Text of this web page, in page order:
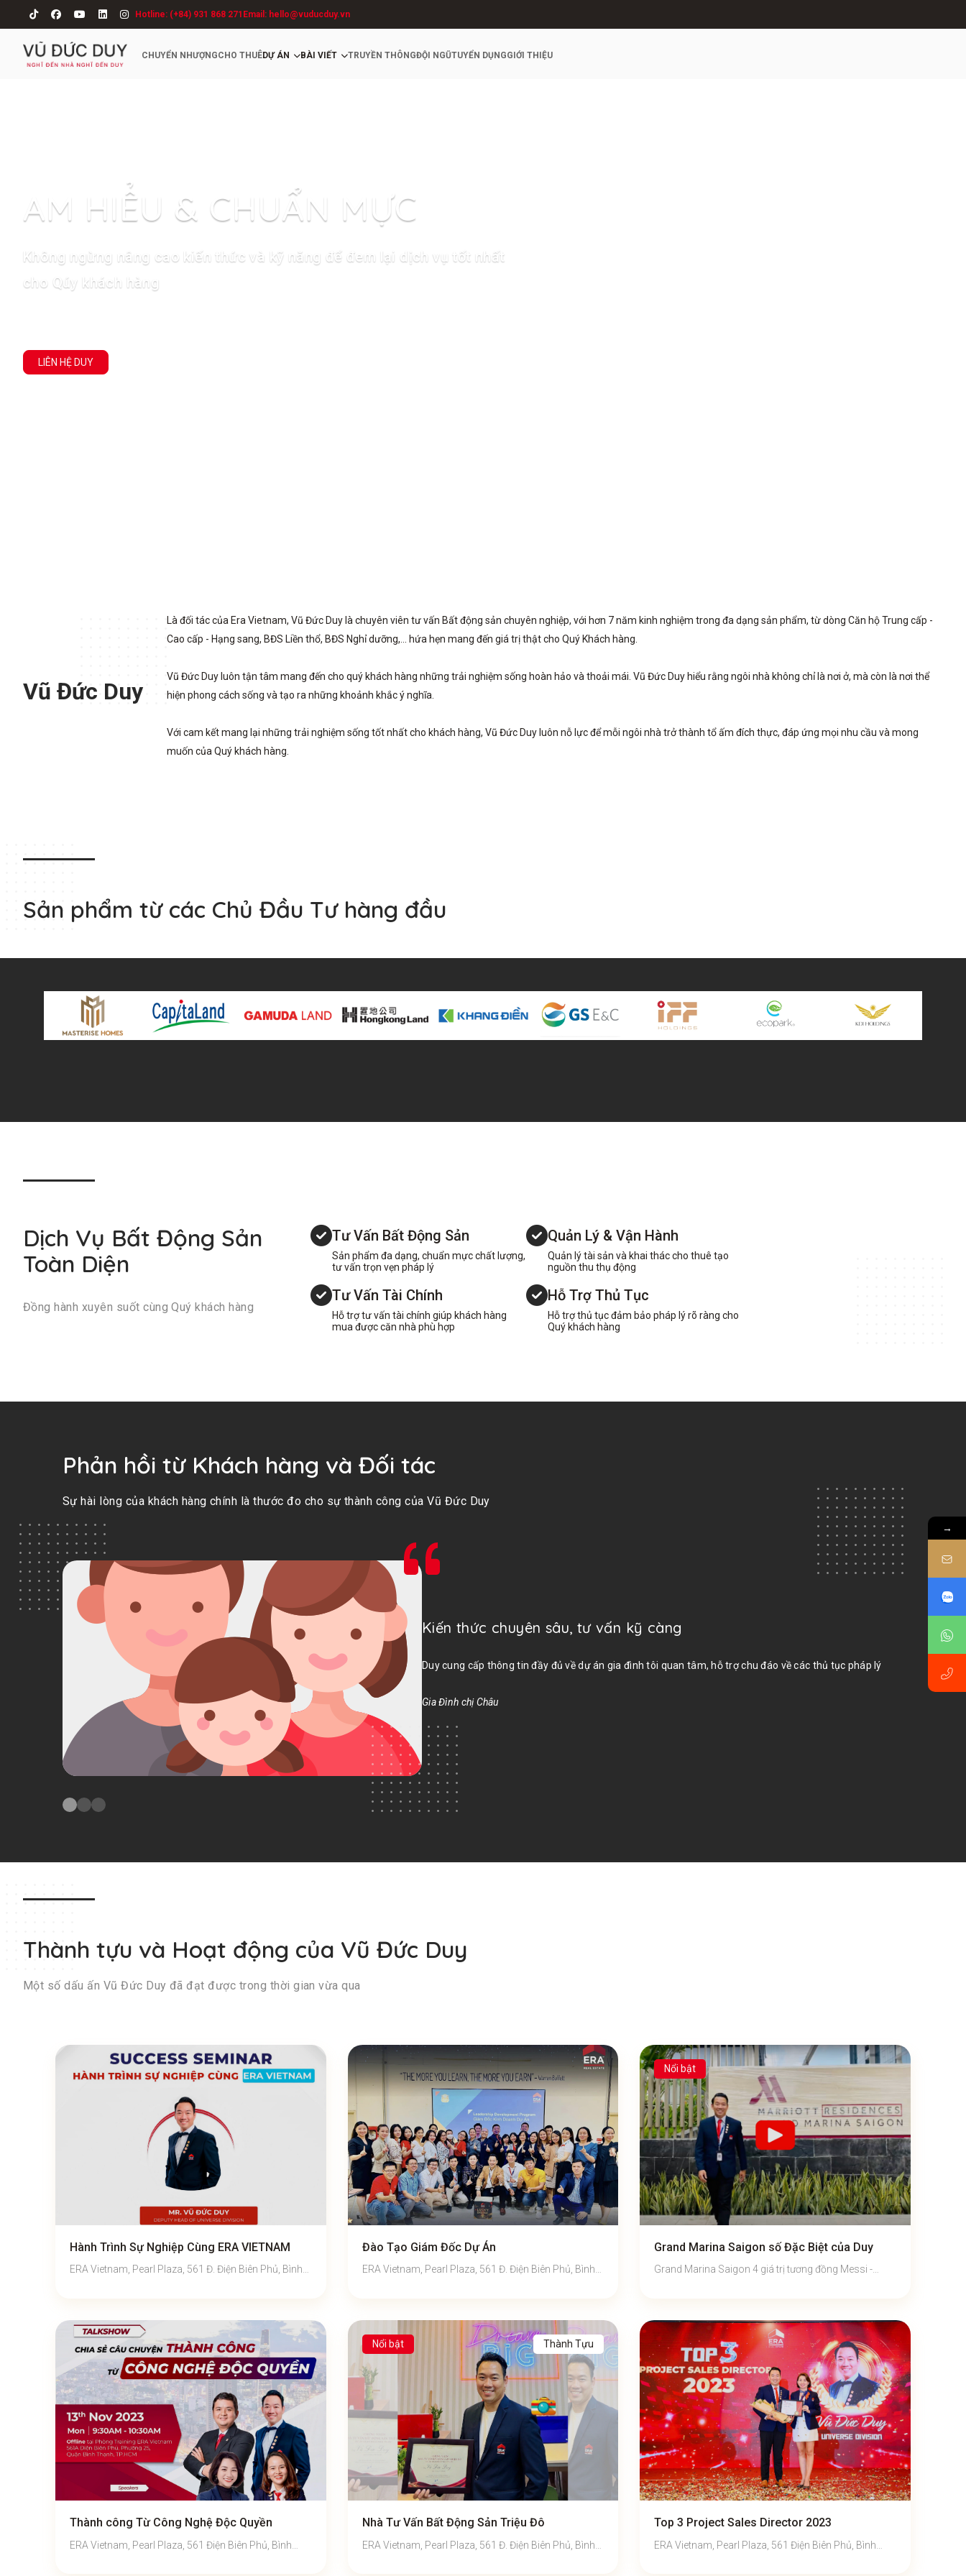
Hotline: (+84) 931 868 271 Email: hello@vuducduy.vn
CHUYỂN NHƯỢNGCHO THUÊDỰ ÁN BÀI VIẾT TRUYỀN THÔNGĐỘI NGŨTUYỂN DỤNGGIỚI THIỆU
AM HIỂU & CHUẨN MỰC
Không ngừng nâng cao kiến thức và kỹ năng để đem lại dịch vụ tốt nhất
cho Qúy khách hàng
LIÊN HỆ DUY
Vũ Đức Duy
Là đối tác của Era Vietnam, Vũ Đức Duy là chuyên viên tư vấn Bất động sản chuyên nghiệp, với hơn 7 năm kinh nghiệm trong đa dạng sản phẩm, từ dòng Căn hộ Trung cấp -
Cao cấp - Hạng sang, BĐS Liền thổ, BĐS Nghỉ dưỡng,... hứa hẹn mang đến giá trị thật cho Quý Khách hàng.
Vũ Đức Duy luôn tận tâm mang đến cho quý khách hàng những trải nghiệm sống hoàn hảo và thoải mái. Vũ Đức Duy hiểu rằng ngôi nhà không chỉ là nơi ở, mà còn là nơi thể
hiện phong cách sống và tạo ra những khoảnh khắc ý nghĩa.
Với cam kết mang lại những trải nghiệm sống tốt nhất cho khách hàng, Vũ Đức Duy luôn nỗ lực để mỗi ngôi nhà trở thành tổ ấm đích thực, đáp ứng mọi nhu cầu và mong
muốn của Quý khách hàng.
Sản phẩm từ các Chủ Đầu Tư hàng đầu
Dịch Vụ Bất Động Sản
Toàn Diện
Đồng hành xuyên suốt cùng Quý khách hàng
Tư Vấn Bất Động Sản
Sản phẩm đa dạng, chuẩn mực chất lượng,
tư vấn trọn vẹn pháp lý
Quản Lý & Vận Hành
Quản lý tài sản và khai thác cho thuê tạo
nguồn thu thụ động
Tư Vấn Tài Chính
Hỗ trợ tư vấn tài chính giúp khách hàng
mua được căn nhà phù hợp
Hỗ Trợ Thủ Tục
Hỗ trợ thủ tục đảm bảo pháp lý rõ ràng cho
Quý khách hàng
Phản hồi từ Khách hàng và Đối tác
Sự hài lòng của khách hàng chính là thước đo cho sự thành công của Vũ Đức Duy
Kiến thức chuyên sâu, tư vấn kỹ càng
Duy cung cấp thông tin đầy đủ về dự án gia đình tôi quan tâm, hỗ trợ chu đáo về các thủ tục pháp lý
Gia Đình chị Châu
Thành tựu và Hoạt động của Vũ Đức Duy
Một số dấu ấn Vũ Đức Duy đã đạt được trong thời gian vừa qua
Hành Trình Sự Nghiệp Cùng ERA VIETNAM
ERA Vietnam, Pearl Plaza, 561 Đ. Điện Biên Phủ, Bình
Đào Tạo Giám Đốc Dự Án
ERA Vietnam, Pearl Plaza, 561 Đ. Điện Biên Phủ, Bình
Nổi bật
Grand Marina Saigon số Đặc Biệt của Duy
Grand Marina Saigon 4 giá trị tương đồng Messi -
Thành công Từ Công Nghệ Độc Quyền
ERA Vietnam, Pearl Plaza, 561 Điện Biên Phủ, Bình
Nổi bật Thành Tựu
Nhà Tư Vấn Bất Động Sản Triệu Đô
ERA Vietnam, Pearl Plaza, 561 Đ. Điện Biên Phủ, Bình
Top 3 Project Sales Director 2023
ERA Vietnam, Pearl Plaza, 561 Điện Biên Phủ, Bình
→